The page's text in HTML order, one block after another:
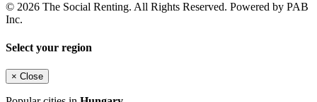
© 2026 The Social Renting. All Rights Reserved. Powered by PAB
Inc.
Select your region
× Close